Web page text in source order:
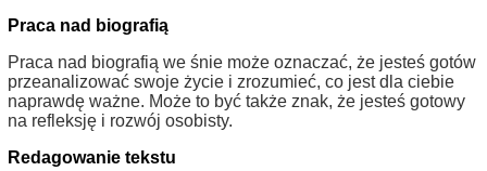
Praca nad biografią
Praca nad biografią we śnie może oznaczać, że jesteś gotów
przeanalizować swoje życie i zrozumieć, co jest dla ciebie
naprawdę ważne. Może to być także znak, że jesteś gotowy
na refleksję i rozwój osobisty.
Redagowanie tekstu